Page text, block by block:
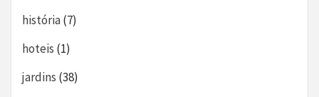
história(7)
hoteis (1)
jardins (38)